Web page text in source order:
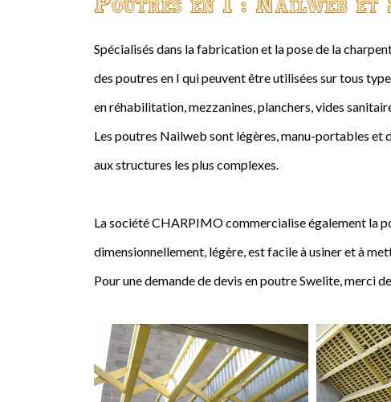
Spécialisés dans la fabrication et la pose de la
des poutres en I qui peuvent être utilisées sur tous
en réhabilitation, mezzanines, planchers, vides
Les poutres Nailweb sont légères, manu-portables et
aux structures les plus complexes.
La société CHARPIMO commercialise également la
dimensionnellement, légère, est facile à usiner et à
Pour une demande de devis en poutre Swelite, merci